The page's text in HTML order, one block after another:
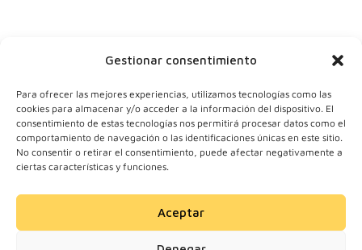
Gestionar consentimiento
Para ofrecer las mejores experiencias, utilizamos tecnologías como las
cookies para almacenar y/o acceder a la información del dispositivo. El
consentimiento de estas tecnologías nos permitirá procesar datos como el
comportamiento de navegación o las identificaciones únicas en este sitio.
No consentir o retirar el consentimiento, puede afectar negativamente a
ciertas características y funciones.
Aceptar
© 2024 Motherick S.L.